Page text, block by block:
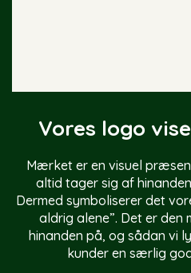
Vores logo
Mærket er en visuel
altid tager sig af
Dermed symboliserer det
aldrig alene”. Det er den
hinanden på, og sådan vi
kunder en særlig